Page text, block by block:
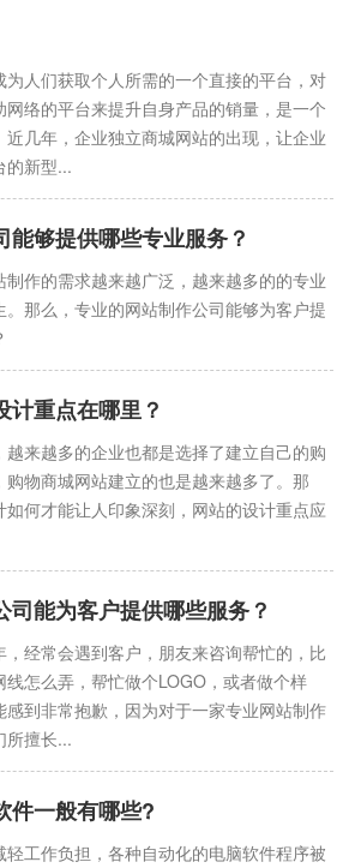
人们获取个人所需的一个直接的平台，对
络的平台来提升自身产品的销量，是一个
几年，企业独立商城网站的出现，让企业
的新型...
能够提供哪些专业服务？
作的需求越来越广泛，越来越多的的专业
那么，专业的网站制作公司能够为客户提
计重点在哪里？
来越多的企业也都是选择了建立自己的购
物商城网站建立的也是越来越多了。那
何才能让人印象深刻，网站的设计重点应
司能为客户提供哪些服务？
经常会遇到客户，朋友来咨询帮忙的，比
怎么弄，帮忙做个LOGO，或者做个样
到非常抱歉，因为对于一家专业网站制作
所擅长...
件一般有哪些?
工作负担，各种自动化的电脑软件程序被